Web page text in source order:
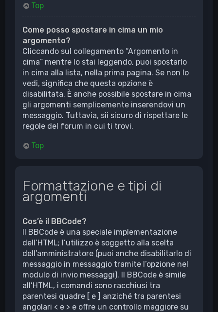
Top
Come posso spostare in cima un mio
argomento?
Cliccando sul collegamento “Argomento in
cima” mentre lo stai leggendo, puoi spostarlo
in cima alla lista, nella prima pagina. Se non lo
vedi, significa che questa opzione è
disabilitata. È anche possibile spostare in cima
gli argomenti semplicemente inserendovi un
messaggio. Tuttavia, sii sicuro di rispettare le
regole del forum in cui ti trovi.
Top
Formattazione e tipi di
argomenti
Cos’è il BBCode?
Il BBCode è una speciale implementazione
dell’HTML; l’utilizzo è soggetto alla scelta
dell’amministratore (puoi anche disabilitarlo di
messaggio in messaggio tramite l’opzione nel
modulo di invio messaggi). Il BBCode è simile
all’HTML, i comandi sono racchiusi tra
parentesi quadre [ e ] anziché tra parentesi
angolari < e > e offre un controllo maggiore su